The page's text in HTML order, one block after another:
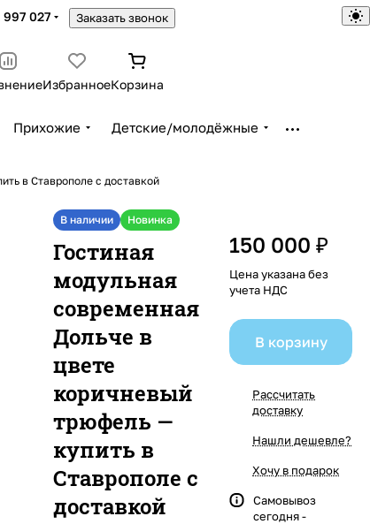
997 027 Заказать звонок
ИзбранноеКорзина
Прихожие Детские/молодёжные
в Ставрополе с доставкой
В наличии Новинка
Гостиная
модульная
современная
Дольче в
цвете
коричневый
трюфель —
купить в
Ставрополе с
доставкой
150 000 ₽
Цена указана без
учета НДС
В корзину
Рассчитать
доставку
Нашли дешевле?
Хочу в подарок
Самовывоз
сегодня -